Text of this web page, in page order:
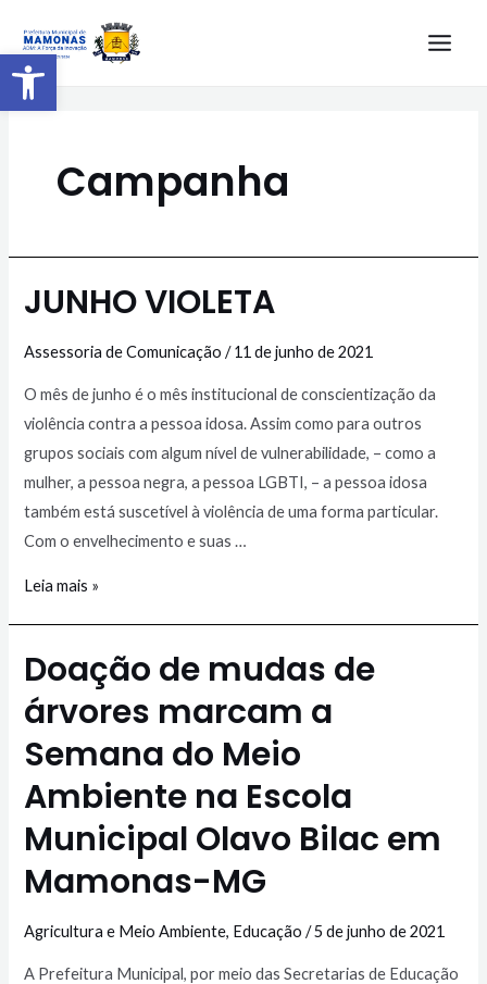
Barra de Ferramentas Aberta
Campanha
JUNHO VIOLETA
Assessoria de Comunicação /11 de junho de 2021
O mês de junho é o mês institucional de conscientização da
violência contra a pessoa idosa. Assim como para outros
grupos sociais com algum nível de vulnerabilidade, – como a
mulher, a pessoa negra, a pessoa LGBTI, – a pessoa idosa
também está suscetível à violência de uma forma particular.
Com o envelhecimento e suas …
Leia mais »
Doação de mudas de
árvores marcam a
Semana do Meio
Ambiente na Escola
Municipal Olavo Bilac em
Mamonas-MG
Agricultura e Meio Ambiente, Educação /5 de junho de 2021
A Prefeitura Municipal, por meio das Secretarias de Educação